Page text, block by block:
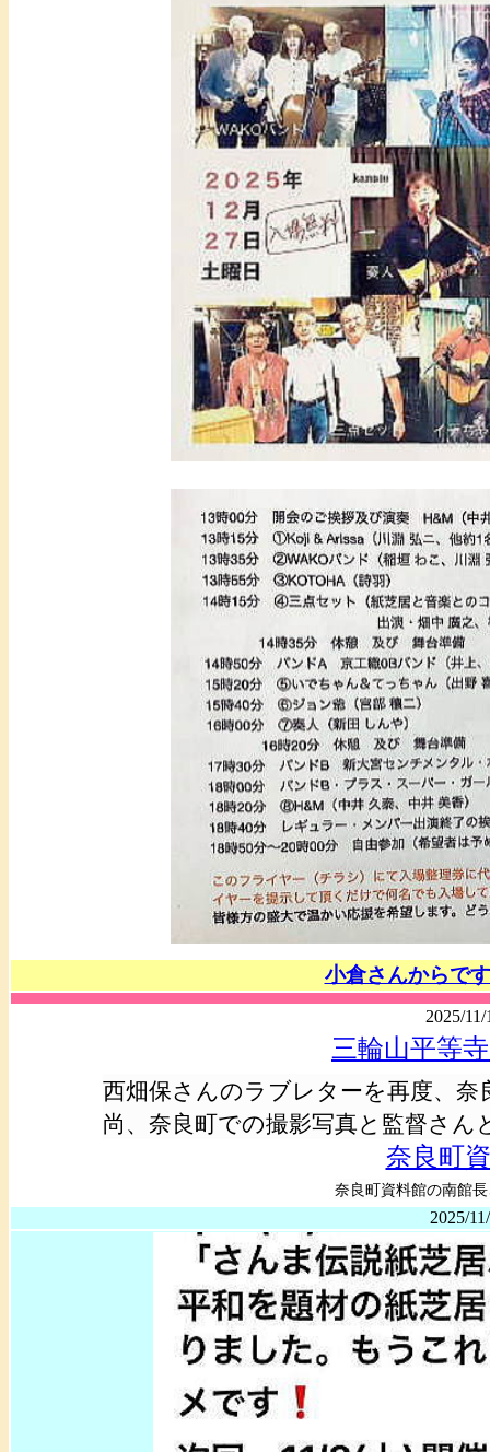
小倉さんからです
2025/11/
三輪山平等
西畑保さんのラブレターを再度、
尚、奈良町での撮影写真と監督さ
奈良町
奈良町資料館の南館
2025/